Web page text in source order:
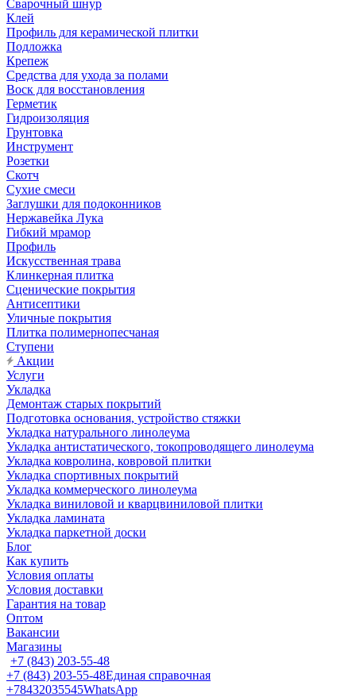
Сварочный шнур
Клей
Профиль для керамической плитки
Подложка
Крепеж
Средства для ухода за полами
Воск для восстановления
Герметик
Гидроизоляция
Грунтовка
Инструмент
Розетки
Скотч
Сухие смеси
Заглушки для подоконников
Нержавейка Лука
Гибкий мрамор
Профиль
Искусственная трава
Клинкерная плитка
Сценические покрытия
Антисептики
Уличные покрытия
Плитка полимернопесчаная
Ступени
Акции
Услуги
Укладка
Демонтаж старых покрытий
Подготовка основания, устройство стяжки
Укладка натурального линолеума
Укладка антистатического, токопроводящего линолеума
Укладка ковролина, ковровой плитки
Укладка спортивных покрытий
Укладка коммерческого линолеума
Укладка виниловой и кварцвиниловой плитки
Укладка ламината
Укладка паркетной доски
Блог
Как купить
Условия оплаты
Условия доставки
Гарантия на товар
Оптом
Вакансии
Магазины
+7 (843) 203-55-48
+7 (843) 203-55-48Единая справочная
+78432035545WhatsApp